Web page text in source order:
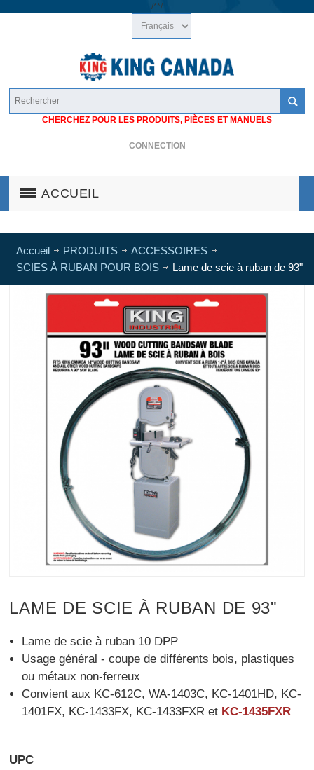
/**/
CHERCHEZ POUR LES PRODUITS, PIÈCES ET MANUELS
CONNECTION
ACCUEIL
Accueil PRODUITS
ACCESSOIRES
SCIES À RUBAN POUR BOIS
Lame de scie à ruban de 93"
LAME DE SCIE À RUBAN DE 93"
Lame de scie à ruban 10 DPP
Usage général - coupe de différents bois, plastiques
ou métaux non-ferreux
Convient aux KC-612C, WA-1403C, KC-1401HD, KC-
1401FX, KC-1433FX, KC-1433FXR et KC-1435FXR
UPC